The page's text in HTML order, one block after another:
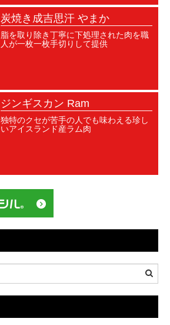
炭焼き成吉思汗 やまか
脂を取り除き丁寧に下処理された肉を職
人が一枚一枚手切りして提供
ジンギスカン Ram
独特のクセが苦手の人でも味わえる珍し
いアイスランド産ラム肉